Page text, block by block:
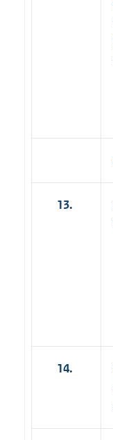
13.
14.